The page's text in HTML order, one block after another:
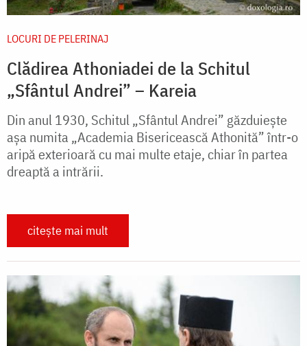
LOCURI DE PELERINAJ
Clădirea Athoniadei de la Schitul
„Sfântul Andrei” – Kareia
Din anul 1930, Schitul „Sfântul Andrei” găzduieşte
aşa numita „Academia Bisericească Athonită” într-o
aripă exterioară cu mai multe etaje, chiar în partea
dreaptă a intrării.
citește mai mult